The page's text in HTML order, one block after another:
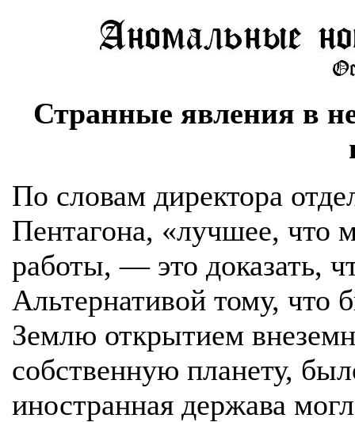
Странные явления в
По словам директора
Пентагона, «лучшее, что
работы, — это доказать,
Альтернативой тому,
Землю открытием
собственную планету,
иностранная держава